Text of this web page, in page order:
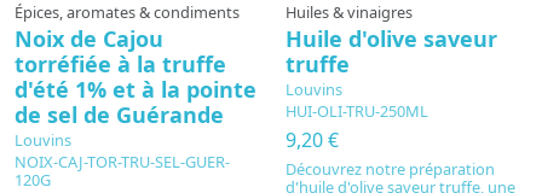
Épices, aromates & condiments
Noix de Cajou
torréfiée à la truffe
d'été 1% et à la pointe
de sel de Guérande
Louvins
NOIX-CAJ-TOR-TRU-SEL-GUER-
120G
Huiles & vinaigres
Huile d'olive saveur
truffe
Louvins
HUI-OLI-TRU-250ML
9,20 €
Découvrez notre préparation
d'huile d'olive saveur truffe, une